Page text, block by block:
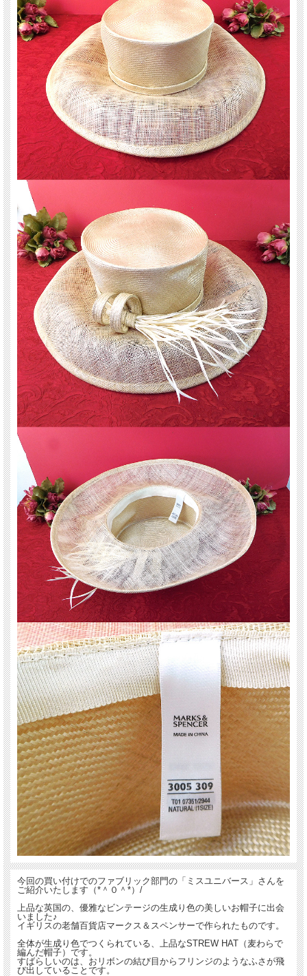
今回の買い付けでのファブリック部門の「ミスユニバース」さんを
ご紹介いたします（*＾０＾*）/
上品な英国の、優雅なビンテージの生成り色の美しいお帽子に出会
いました♪
イギリスの老舗百貨店マークス＆スペンサーで作られたものです。
全体が生成り色でつくられている、上品なSTREW HAT（麦わらで
編んだ帽子）です。
すばらしいのは、おリボンの結び目からフリンジのようなふさが飛
び出していることです。